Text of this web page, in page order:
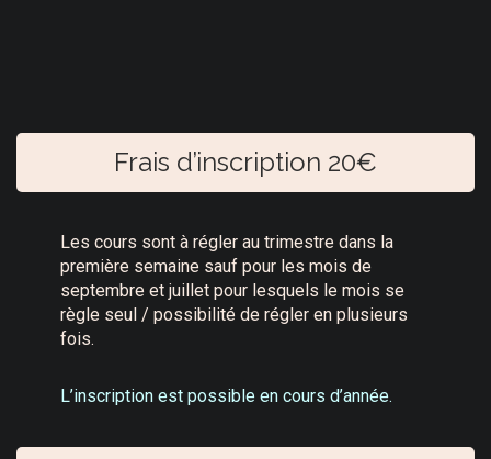
Frais d’inscription 20€
Les cours sont à régler au trimestre dans la
première semaine sauf pour les mois de
septembre et juillet pour lesquels le mois se
règle seul / possibilité de régler en plusieurs
fois.
L’inscription est possible en cours d’année.